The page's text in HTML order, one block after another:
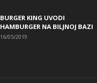
BURGER KING UVODI
HAMBURGER NA BILJNOJ BAZI
16/05/2019